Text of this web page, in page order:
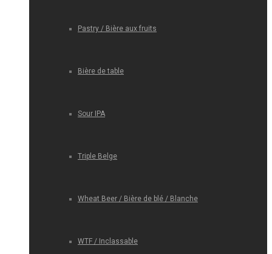
Pastry / Bière aux fruits
Bière de table
Sour IPA
Triple Belge
Wheat Beer / Bière de blé / Blanche
WTF / Inclassable